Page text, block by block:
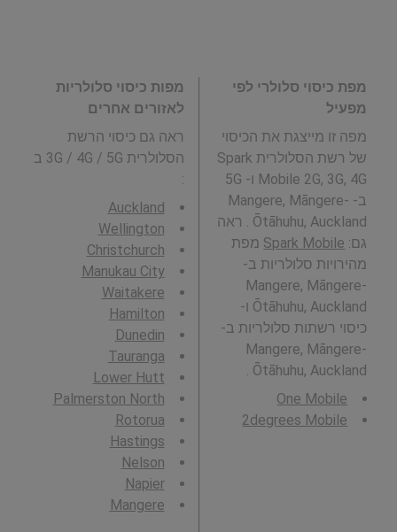
מפת כיסוי סלולרי לפי
מפעיל
מפה זו מייצגת את הכיסוי
של רשת הסלולרית Spark
Mobile 2G, 3G, 4G ו- 5G
ב- Mangere, Māngere-
Ōtāhuhu, Auckland . ראה
גם: Spark Mobile מפת
מהירויות סלולריות ב-
Mangere, Māngere-
Ōtāhuhu, Auckland ו-
כיסוי רשתות סלולריות ב-
Mangere, Māngere-
Ōtāhuhu, Auckland .
One Mobile
2degrees Mobile
מפות כיסוי סלולריות
לאזורים אחרים
ראה גם כיסוי הרשת
הסלולרית 3G / 4G / 5G ב
:
Auckland
Wellington
Christchurch
Manukau City
Waitakere
Hamilton
Dunedin
Tauranga
Lower Hutt
Palmerston North
Rotorua
Hastings
Nelson
Napier
Mangere